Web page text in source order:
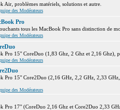
Air, problèmes matériels, solutions et autre.
des Modérateurs
Pro
tous les MacBook Pro sans distinction de
des Modérateurs
Pro 15" CoreDuo (1,83 Ghz, 2 Ghz et 2,16 Ghz),
des Modérateurs
Pro 15" Core2Duo (2,16 GHz, 2,2 GHz, 2,33
des Modérateurs
Pro 17" (CoreDuo 2,16 Ghz et Core2Duo 2,33